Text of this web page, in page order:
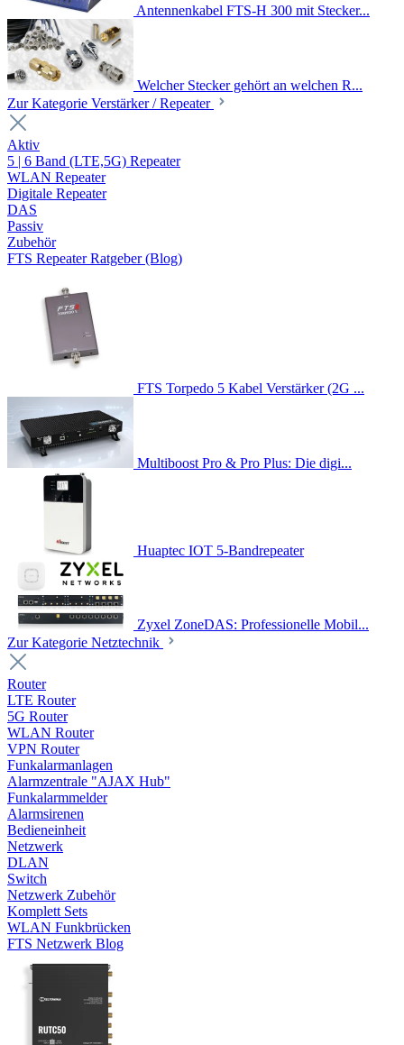
Antennenkabel FTS-H 300 mit Stecker...
Welcher Stecker gehört an welchen R...
Zur Kategorie Verstärker / Repeater
Aktiv
5 | 6 Band (LTE,5G) Repeater
WLAN Repeater
Digitale Repeater
DAS
Passiv
Zubehör
FTS Repeater Ratgeber (Blog)
FTS Torpedo 5 Kabel Verstärker (2G ...
Multiboost Pro & Pro Plus: Die digi...
Huaptec IOT 5-Bandrepeater
Zyxel ZoneDAS: Professionelle Mobil...
Zur Kategorie Netztechnik
Router
LTE Router
5G Router
WLAN Router
VPN Router
Funkalarmanlagen
Alarmzentrale "AJAX Hub"
Funkalarmmelder
Alarmsirenen
Bedieneinheit
Netzwerk
DLAN
Switch
Netzwerk Zubehör
Komplett Sets
WLAN Funkbrücken
FTS Netzwerk Blog